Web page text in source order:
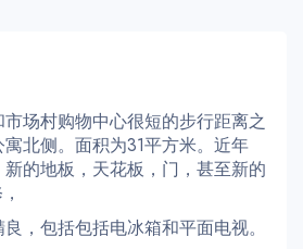
场村购物中心很短的步行距离之
北侧。面积为31平方米。近年
的地板，天花板，门，甚至新的
，包括包括电冰箱和平面电视。